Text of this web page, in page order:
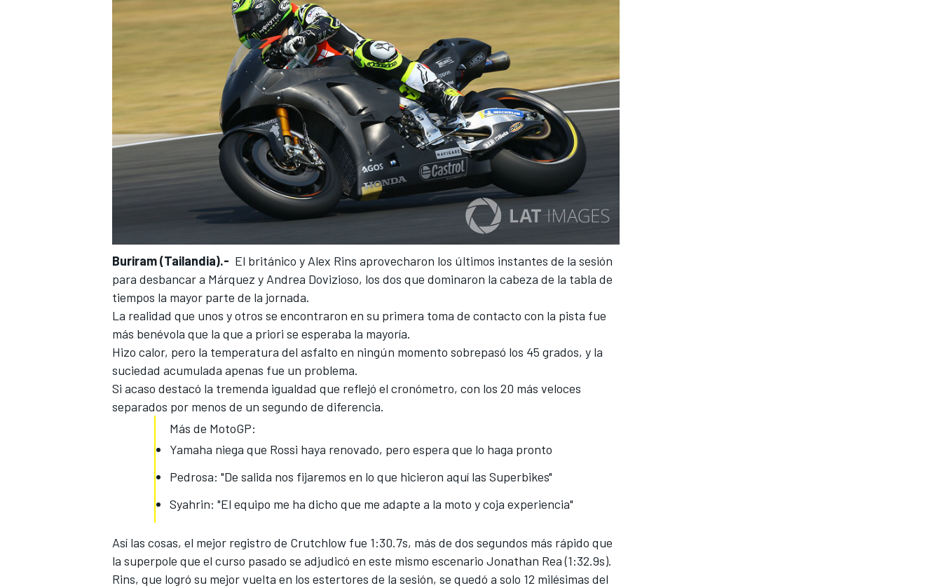
Buriram (Tailandia).- El británico y Alex Rins aprovecharon los últimos instantes de la sesión
para desbancar a Márquez y Andrea Dovizioso, los dos que dominaron la cabeza de la tabla de
tiempos la mayor parte de la jornada.
La realidad que unos y otros se encontraron en su primera toma de contacto con la pista fue
más benévola que la que a priori se esperaba la mayoría.
Hizo calor, pero la temperatura del asfalto en ningún momento sobrepasó los 45 grados, y la
suciedad acumulada apenas fue un problema.
Si acaso destacó la tremenda igualdad que reflejó el cronómetro, con los 20 más veloces
separados por menos de un segundo de diferencia.
Más de MotoGP:
Yamaha niega que Rossi haya renovado, pero espera que lo haga pronto
Pedrosa: "De salida nos fijaremos en lo que hicieron aquí las Superbikes"
Syahrin: "El equipo me ha dicho que me adapte a la moto y coja experiencia"
Así las cosas, el mejor registro de Crutchlow fue 1:30.7s, más de dos segundos más rápido que
la superpole que el curso pasado se adjudicó en este mismo escenario Jonathan Rea(1:32.9s).
Rins, que logró su mejor vuelta en los estertores de la sesión, se quedó a solo 12 milésimas del